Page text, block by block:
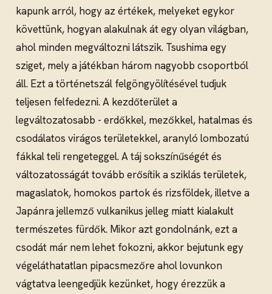
kapunk arról, hogy az értékek, melyeket egykor
követtünk, hogyan alakulnak át egy olyan világban,
ahol minden megváltozni látszik. Tsushima egy
sziget, mely a játékban három nagyobb csoportból
áll. Ezt a történetszál felgöngyölítésével tudjuk
teljesen felfedezni. A kezdőterület a
legváltozatosabb - erdőkkel, mezőkkel, hatalmas és
csodálatos virágos területekkel, aranyló lombozatú
fákkal teli rengeteggel. A táj sokszínűségét és
változatosságát tovább erősítik a sziklás területek,
magaslatok, homokos partok és rizsföldek, illetve a
Japánra jellemző vulkanikus jelleg miatt kialakult
természetes fürdők. Mikor azt gondolnánk, ezt a
csodát már nem lehet fokozni, akkor bejutunk egy
végeláthatatlan pipacsmezőre ahol lovunkon
vágtatva leengedjük kezünket, hogy érezzük a